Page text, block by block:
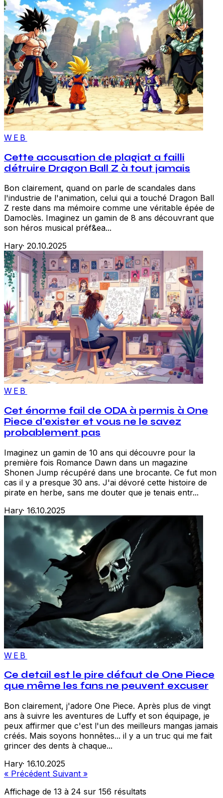
WEB
Cette accusation de plagiat a failli
détruire Dragon Ball Z à tout jamais
Bon clairement, quand on parle de scandales dans
l'industrie de l'animation, celui qui a touché Dragon Ball
Z reste dans ma mémoire comme une véritable épée de
Damoclès. Imaginez un gamin de 8 ans découvrant que
son héros musical préf&ea...
Hary· 20.10.2025
WEB
Cet énorme fail de ODA à permis à One
Piece d'exister et vous ne le savez
probablement pas
Imaginez un gamin de 10 ans qui découvre pour la
première fois Romance Dawn dans un magazine
Shonen Jump récupéré dans une brocante. Ce fut mon
cas il y a presque 30 ans. J'ai dévoré cette histoire de
pirate en herbe, sans me douter que je tenais entr...
Hary· 16.10.2025
WEB
Ce detail est le pire défaut de One Piece
que même les fans ne peuvent excuser
Bon clairement, j'adore One Piece. Après plus de vingt
ans à suivre les aventures de Luffy et son équipage, je
peux affirmer que c'est l'un des meilleurs mangas jamais
créés. Mais soyons honnêtes... il y a un truc qui me fait
grincer des dents à chaque...
Hary· 16.10.2025
« Précédent Suivant »
Affichage de 13 à 24 sur 156 résultats